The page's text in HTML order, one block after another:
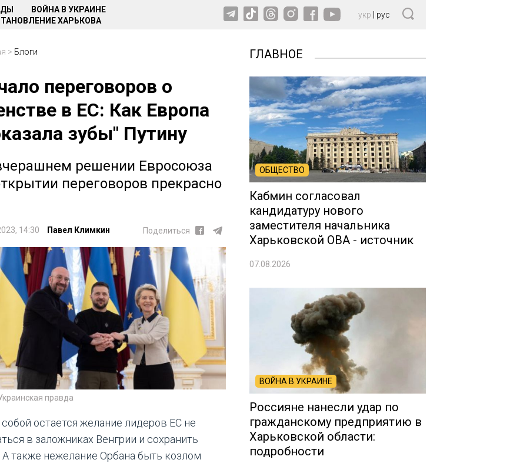
ВОЙНА В УКРАИНЕ
ХАРЬКОВА
укр рус
> Блоги
переговоров о
в ЕС: Как Европа
зубы" Путину
решении Евросоюза
переговоров прекрасно
14:30 Павел Климкин Поделиться
правда
остается желание лидеров ЕС не
в заложниках Венгрии и сохранить
А также нежелание Орбана быть козлом
ГЛАВНОЕ
ОБЩЕСТВО
Кабмин согласовал
кандидатуру нового
заместителя начальника
Харьковской ОВА - источник
07.08.2026
ВОЙНА В УКРАИНЕ
Россияне нанесли удар по
гражданскому предприятию в
Харьковской области:
подробности